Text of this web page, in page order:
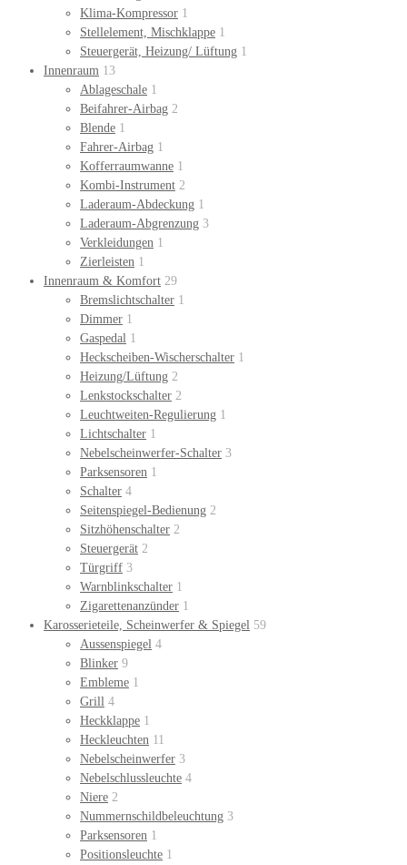
Klima-Kompressor 1
Stellelement, Mischklappe 1
Steuergerät, Heizung/ Lüftung 1
Innenraum 13
Ablageschale 1
Beifahrer-Airbag 2
Blende 1
Fahrer-Airbag 1
Kofferraumwanne 1
Kombi-Instrument 2
Laderaum-Abdeckung 1
Laderaum-Abgrenzung 3
Verkleidungen 1
Zierleisten 1
Innenraum & Komfort 29
Bremslichtschalter 1
Dimmer 1
Gaspedal 1
Heckscheiben-Wischerschalter 1
Heizung/Lüftung 2
Lenkstockschalter 2
Leuchtweiten-Regulierung 1
Lichtschalter 1
Nebelscheinwerfer-Schalter 3
Parksensoren 1
Schalter 4
Seitenspiegel-Bedienung 2
Sitzhöhenschalter 2
Steuergerät 2
Türgriff 3
Warnblinkschalter 1
Zigarettenanzünder 1
Karosserieteile, Scheinwerfer & Spiegel 59
Aussenspiegel 4
Blinker 9
Embleme 1
Grill 4
Heckklappe 1
Heckleuchten 11
Nebelscheinwerfer 3
Nebelschlussleuchte 4
Niere 2
Nummernschildbeleuchtung 3
Parksensoren 1
Positionsleuchte 1